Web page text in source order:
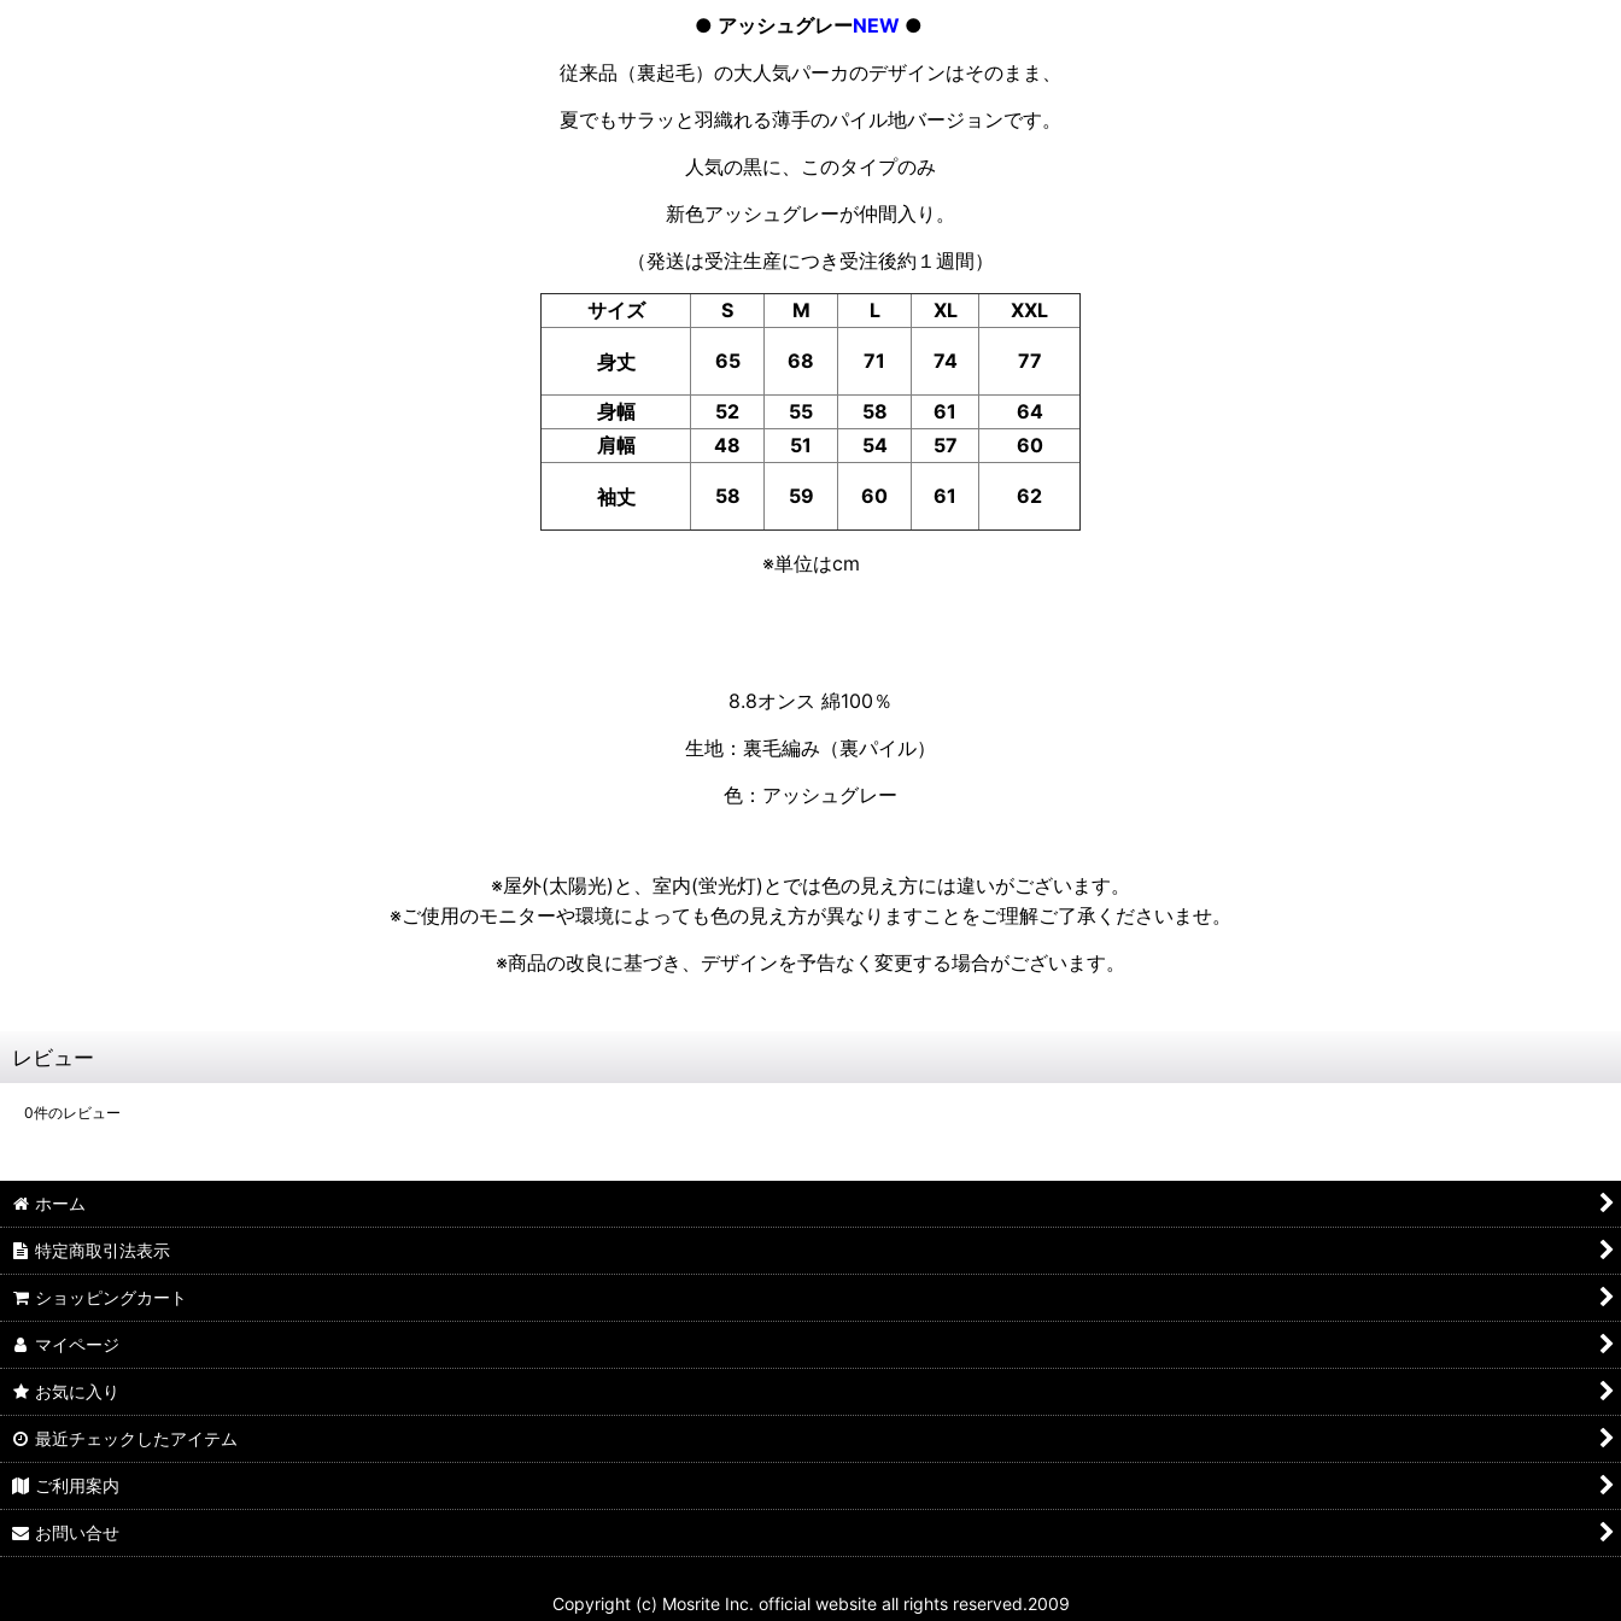
● アッシュグレーNEW ●
従来品（裏起毛）の大人気パーカのデザインはそのまま、
夏でもサラッと羽織れる薄手のパイル地バージョンです。
人気の黒に、このタイプのみ
新色アッシュグレーが仲間入り。
（発送は受注生産につき受注後約１週間）
サイズ S M L XL XXL
身丈 65 68 71 74 77
身幅 52 55 58 61
64
肩幅
48 51 54 57 60
袖丈 58 59 60 61 62
※単位はcm
8.8オンス 綿100％
生地：裏毛編み（裏パイル）
色：アッシュグレー
※屋外(太陽光)と、室内(蛍光灯)とでは色の見え方には違いがございます。
※ご使用のモニターや環境によっても色の見え方が異なりますことをご理解ご了承くださいませ。
※商品の改良に基づき、デザインを予告なく変更する場合がございます。
レビュー
0件のレビュー
ホーム
特定商取引法表示
ショッピングカート
マイページ
お気に入り
最近チェックしたアイテム
ご利用案内
お問い合せ
Copyright (c) Mosrite Inc. official website all rights reserved.2009